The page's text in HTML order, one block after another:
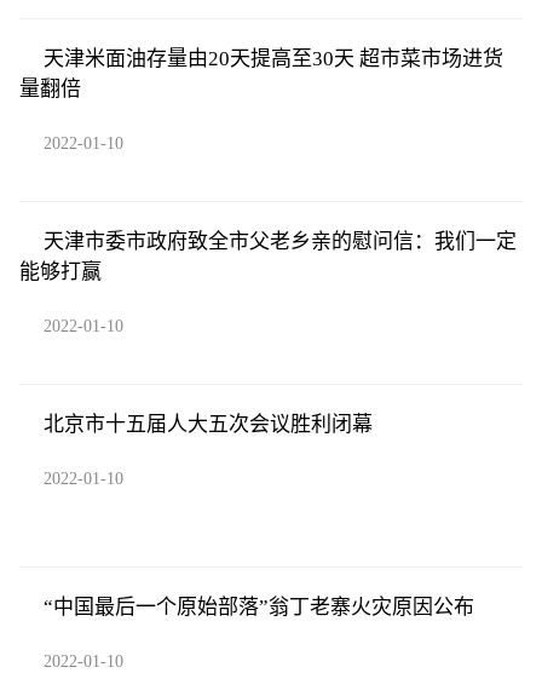
天津米面油存量由20天提高至30天 超市菜市场进货
量翻倍
2022-01-10
天津市委市政府致全市父老乡亲的慰问信：我们一定
能够打赢
2022-01-10
北京市十五届人大五次会议胜利闭幕
2022-01-10
“中国最后一个原始部落”翁丁老寨火灾原因公布
2022-01-10